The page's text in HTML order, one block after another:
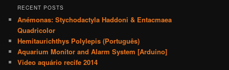
r
h
RECENT POSTS
Anémonas: Stychodactyla Haddoni & Entacmaea
Quadricolor
Hemitaurichthys Polylepis (Português)
Aquarium Monitor and Alarm System [Arduino]
Video aquário recife 2014